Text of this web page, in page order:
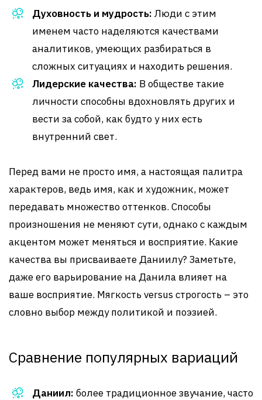
Духовность и мудрость: Люди с этим
именем часто наделяются качествами
аналитиков, умеющих разбираться в
сложных ситуациях и находить решения.
Лидерские качества: В обществе такие
личности способны вдохновлять других и
вести за собой, как будто у них есть
внутренний свет.
Перед вами не просто имя, а настоящая палитра
характеров, ведь имя, как и художник, может
передавать множество оттенков. Способы
произношения не меняют сути, однако с каждым
акцентом может меняться и восприятие. Какие
качества вы присваиваете Даниилу? Заметьте,
даже его варьирование на Данила влияет на
ваше восприятие. Мягкость versus строгость – это
словно выбор между политикой и поэзией.
Сравнение популярных вариаций
Даниил: более традиционное звучание, часто